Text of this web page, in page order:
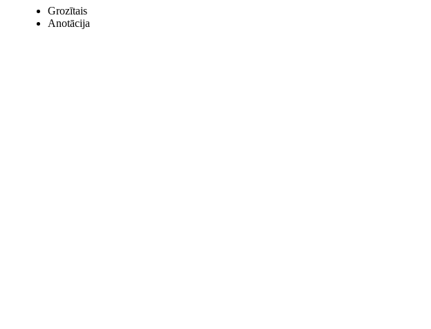
Grozītais
Anotācija